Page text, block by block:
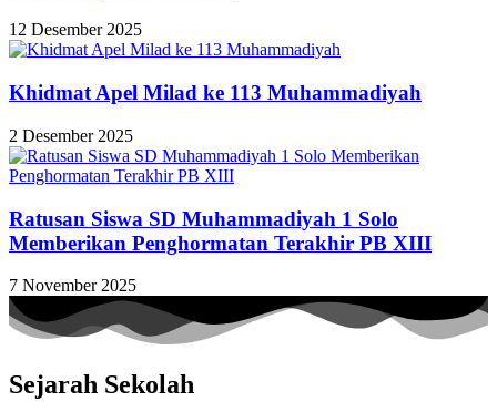
12 Desember 2025
Khidmat Apel Milad ke 113 Muhammadiyah
2 Desember 2025
Ratusan Siswa SD Muhammadiyah 1 Solo
Memberikan Penghormatan Terakhir PB XIII
7 November 2025
Sejarah Sekolah